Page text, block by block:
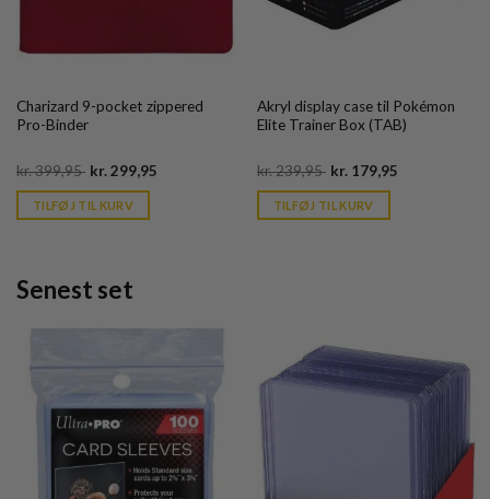
Charizard 9-pocket zippered
Pro-Binder
kr.399,95 Original
was:
kr. 399,95.
kr.299,95
TILFØJ TIL KURV
Akryl display case til Pokémon
Elite Trainer Box (TAB)
kr.239,95 Original
was:
kr. 239,95.
kr.179,95Current
TILFØJ TIL KURV
Senest set